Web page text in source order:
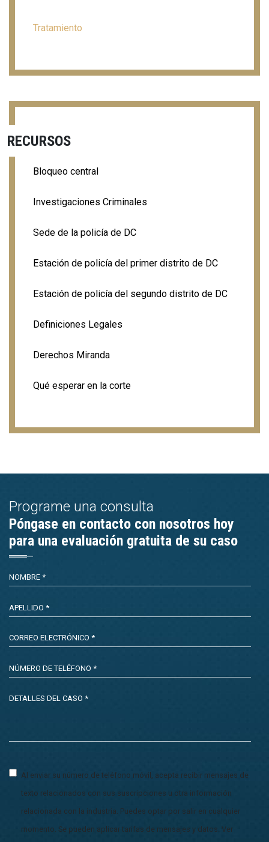
Tratamiento
RECURSOS
Bloqueo central
Investigaciones Criminales
Sede de la policía de DC
Estación de policía del primer distrito de DC
Estación de policía del segundo distrito de DC
Definiciones Legales
Derechos Miranda
Qué esperar en la corte
Programe una consulta
Póngase en contacto con nosotros hoy
para una evaluación gratuita de su caso
Al enviar su número de teléfono móvil, acepta recibir mensajes de
texto relacionados con sus suscripciones u otra información
relacionada con la industria. Puedes optar por salir en cualquier
momento. Se pueden aplicar tarifas de mensajes y datos. Ver